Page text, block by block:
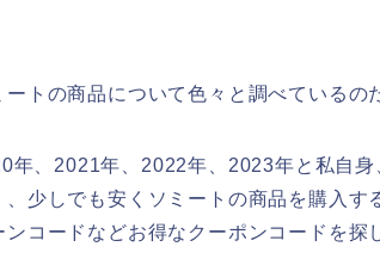
トの商品について色々と調べているの
年、2021年、2022年、2023年と私自
、少しでも安くソミートの商品を購入す
コードなどお得なクーポンコードを探